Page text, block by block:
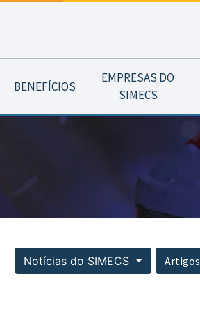
BENEFÍCIOS
EMPRESAS DO
SIMECS
Notícias do SIMECS Artigos